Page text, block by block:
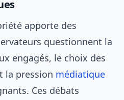
apporte des
questionnent la
engagés, le choix des
la pression médiatique
Ces débats